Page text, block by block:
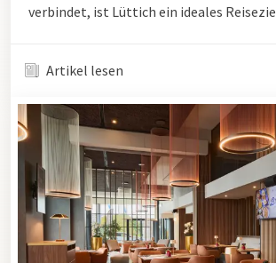
verbindet, ist Lüttich ein ideales
Artikel lesen